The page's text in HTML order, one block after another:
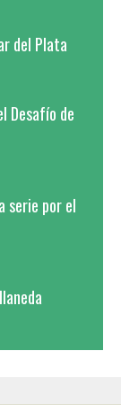
del Plata
Desafío de
serie por el